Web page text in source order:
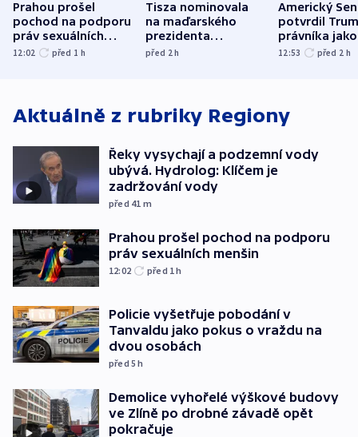
Prahou prošel
pochod na podporu
práv sexuálních
menšin
12:02 před 1 h
Tisza nominovala
na maďarského
prezidenta
bývalého šéfa
před 2h
Americký
potvrdil
právníka jako
ministra
12:53 před 2 h
Aktuálně z rubriky Regiony
Řeky vysychají a podzemní vody
ubývá. Hydrolog: Klíčem je
zadržování vody
před 41 m
Prahou prošel pochod na podporu
práv sexuálních menšin
12:02 před 1h
Policie vyšetřuje pobodání v
Tanvaldu jako pokus o vraždu na
dvou osobách
před 5h
Demolice vyhořelé výškové budovy
ve Zlíně po drobné závadě opět
pokračuje